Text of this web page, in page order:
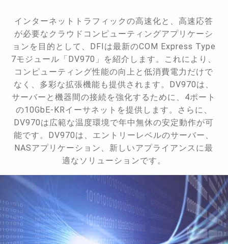
インターネットトラフィックの高速化と、高速応答
が必要なクラウドコンピューティングアプリケーシ
ョンを目的として、DFIは最新のCOM Express Type
7モジュール「DV970」を紹介します。これにより、
コンピューティング性能の向上と低消費電力だけで
なく、多彩な拡張機能も提供されます。DV970は、
サーバーと機器間の接続を強化するために、4ポート
の10GbE-KRイーサネットを提供します。さらに、
DV970は広範な温度環境で年中無休の安定動作が可
能です。DV970は、エントリーレベルのサーバー、
NASアプリケーション、新しいアプライアンスに最
適なソリューションです。